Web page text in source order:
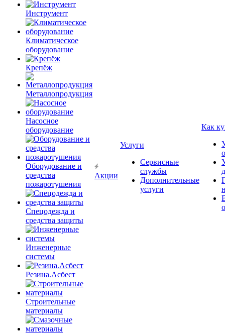
Инструмент
Климатическое
оборудование
Крепёж
Металлопродукция
Насосное
оборудование
Оборудование и
средства
пожаротушения
Спецодежда и
средства защиты
Инженерные
системы
Резина.Асбест
Строительные
материалы
Акции
Услуги
Сервисные
службы
Дополнительные
услуги
Как